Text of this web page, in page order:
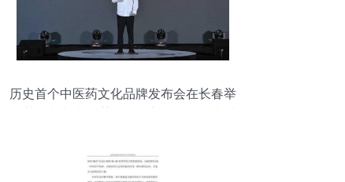
历史首个中医药文化品牌发布会在长春举